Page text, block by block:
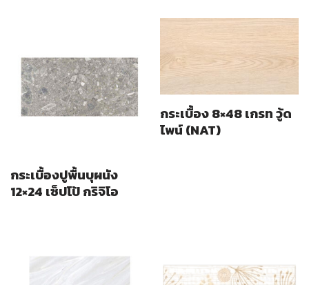
กระเบื้องปูพื้นบุผนัง
12×24 เซ็ปโป้ กริจิโอ
กระเบื้อง 8×48 เกรท วู้ด
ไพน์ (NAT)